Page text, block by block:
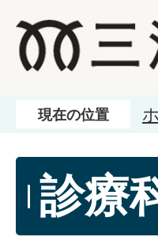
現在の位置
診療